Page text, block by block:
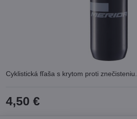
Cyklistická fľaša s krytom proti znečisteniu.
4,50 €